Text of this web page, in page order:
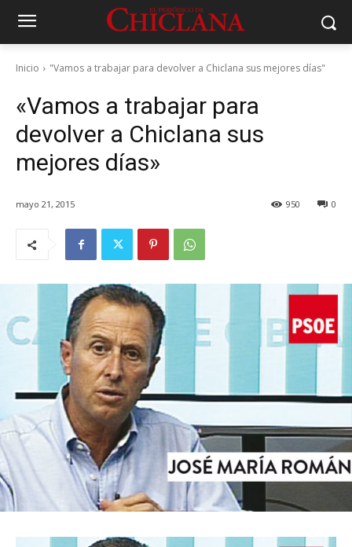
Inicio "Vamos a trabajar para devolver a Chiclana sus mejores días"
«Vamos a trabajar para
devolver a Chiclana sus
mejores días»
mayo 21, 2015 0
950